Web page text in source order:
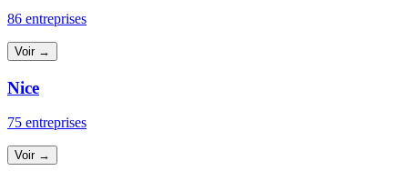
86 entreprises
Voir →
Nice
75 entreprises
Voir →